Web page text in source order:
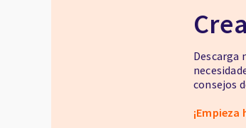
Descarga
consejos